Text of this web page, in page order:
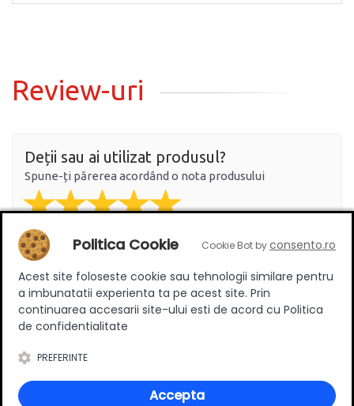
Review-uri
Deții sau ai utilizat produsul?
Spune-ți părerea acordând o nota produsului
Adaugă un review
Ratingul general al produsului
0
Politica Cookie Cookie Bot byconsento.ro
Acest site foloseste cookie sau tehnologii similare pentru
a imbunatatii experienta ta pe acest site. Prin
continuarea accesarii site-ului esti de acord cu Politica
de confidentialitate
PREFERINTE
Accepta